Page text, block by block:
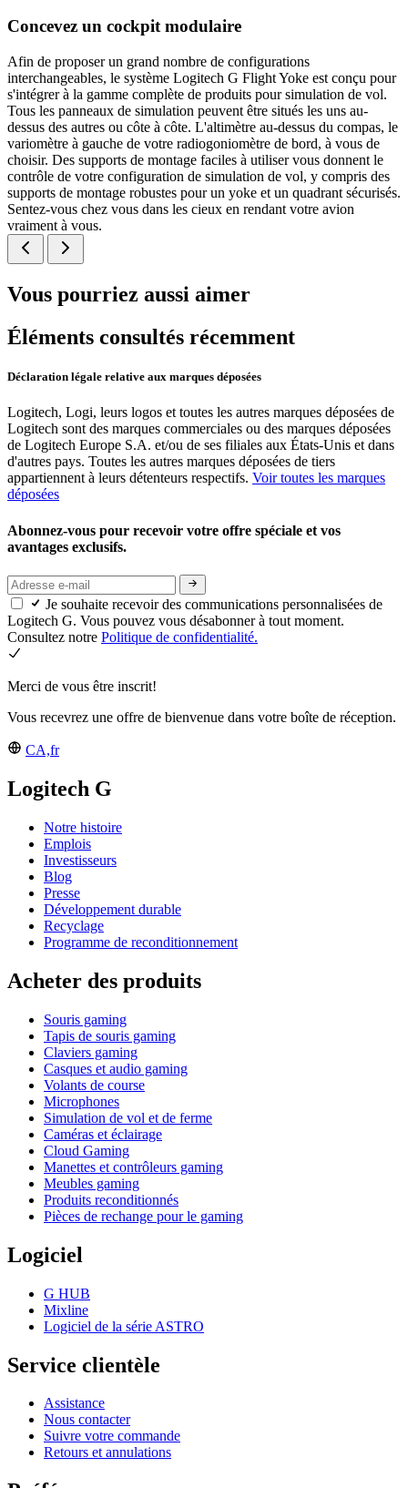
Concevez un cockpit modulaire
Afin de proposer un grand nombre de configurations
interchangeables, le système Logitech G Flight Yoke est conçu pour
s'intégrer à la gamme complète de produits pour simulation de vol.
Tous les panneaux de simulation peuvent être situés les uns au-
dessus des autres ou côte à côte. L'altimètre au-dessus du compas, le
variomètre à gauche de votre radiogoniomètre de bord, à vous de
choisir. Des supports de montage faciles à utiliser vous donnent le
contrôle de votre configuration de simulation de vol, y compris des
supports de montage robustes pour un yoke et un quadrant sécurisés.
Sentez-vous chez vous dans les cieux en rendant votre avion
vraiment à vous.
Vous pourriez aussi aimer
Éléments consultés récemment
Déclaration légale relative aux marques déposées
Logitech, Logi, leurs logos et toutes les autres marques déposées de
Logitech sont des marques commerciales ou des marques déposées
de Logitech Europe S.A. et/ou de ses filiales aux États-Unis et dans
d'autres pays. Toutes les autres marques déposées de tiers
appartiennent à leurs détenteurs respectifs. Voir toutes les marques
déposées
Abonnez-vous pour recevoir votre offre spéciale et vos
avantages exclusifs.
Je souhaite recevoir des communications personnalisées de
Logitech G. Vous pouvez vous désabonner à tout moment.
Consultez notre Politique de confidentialité.
Merci de vous être inscrit!
Vous recevrez une offre de bienvenue dans votre boîte de réception.
CA,fr
Logitech G
Notre histoire
Emplois
Investisseurs
Blog
Presse
Développement durable
Recyclage
Programme de reconditionnement
Acheter des produits
Souris gaming
Tapis de souris gaming
Claviers gaming
Casques et audio gaming
Volants de course
Microphones
Simulation de vol et de ferme
Caméras et éclairage
Cloud Gaming
Manettes et contrôleurs gaming
Meubles gaming
Produits reconditionnés
Pièces de rechange pour le gaming
Logiciel
G HUB
Mixline
Logiciel de la série ASTRO
Service clientèle
Assistance
Nous contacter
Suivre votre commande
Retours et annulations